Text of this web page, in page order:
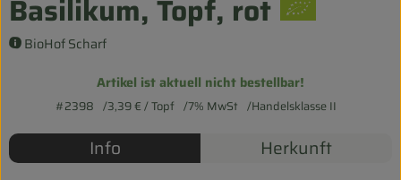
Kosmetik
Biokorb so geht`s
Basilikum, Topf, rot
BioHof Scharf
Artikel ist aktuell nicht bestellbar!
#2398 3,39 €/ Topf 7% MwSt Handelsklasse II
Info Herkunft